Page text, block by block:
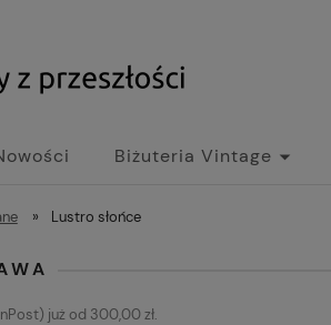
Biżuteria Vintage
» Lustro słońce
już od 300,00 zł.